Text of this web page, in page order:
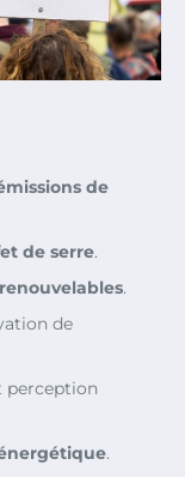
de
de serre.
.
de
perception
.